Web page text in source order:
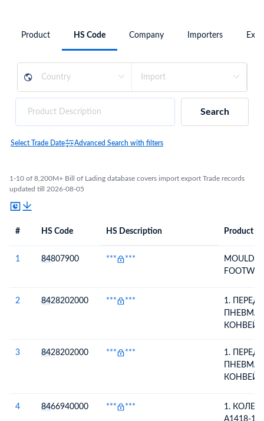
Product HS Code Company Importers
Search
Select Trade Date Advanced Search with filters
1-10 of 8,200M+ Bill of Lading database covers import export Trade records
updated till 2026-08-05
# HS Code HS Description Product
1 84807900 *** ***
MOULD
2 8428202000 *** ***
1.
250-270
СЕРИЙНЫЙ
202864,
3 8428202000 *** ***
1.
250-270
СЕРИЙНЫЙ
4 8466940000 *** ***
1.
А1418-